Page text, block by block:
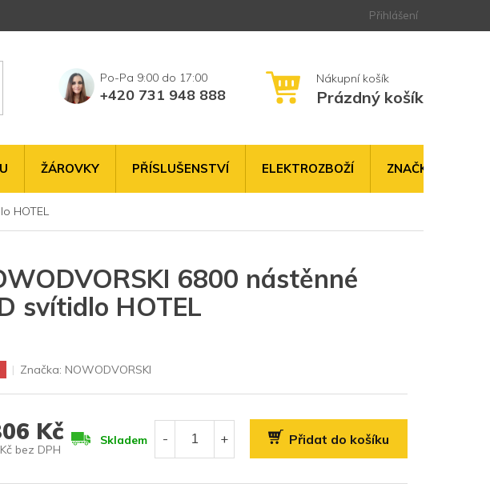
Přihlášení
+420 731 948 888
NÁKUPNÍPrázdný košík
ŽÁROVKY PŘÍSLUŠENSTVÍ ELEKTROZBOŽÍ ZNAČKY
HOTEL
Kč
bez DPH
Skladem Přidat do košíku
6800 nástěnné
svítidlo HOTEL
Značka: NOWODVORSKI